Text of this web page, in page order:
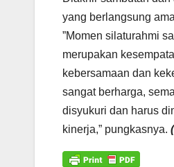
yang berlangsung
”Momen silaturahmi
merupakan
kebersamaan dan
sangat berharga,
disyukuri dan harus
kinerja,” pungkasnya.